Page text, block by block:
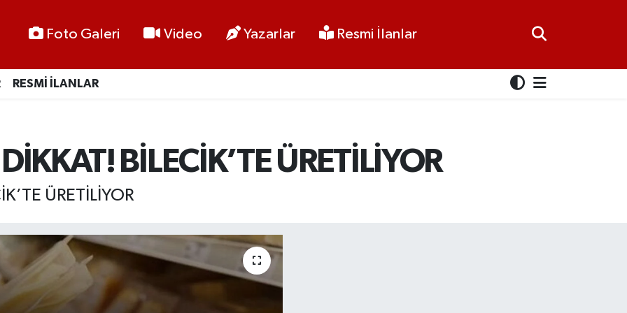
Foto Galeri Video Yazarlar Resmi İlanlar
RESMİ İLANLAR
BİLECİK’TE ÜRETİLİYOR
ÜRETİLİYOR